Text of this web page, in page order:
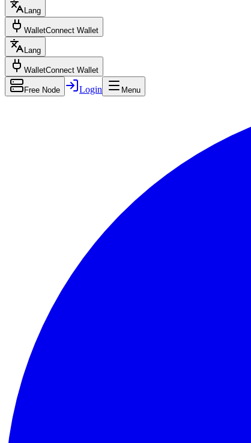
Lang
WalletConnect Wallet
Lang
WalletConnect Wallet
Free Node Login Menu